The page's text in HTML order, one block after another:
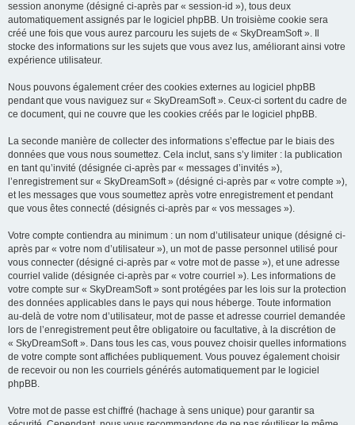
session anonyme (désigné ci-après par « session-id »), tous deux
automatiquement assignés par le logiciel phpBB. Un troisième cookie sera
créé une fois que vous aurez parcouru les sujets de « SkyDreamSoft ». Il
stocke des informations sur les sujets que vous avez lus, améliorant ainsi votre
expérience utilisateur.
Nous pouvons également créer des cookies externes au logiciel phpBB
pendant que vous naviguez sur « SkyDreamSoft ». Ceux-ci sortent du cadre de
ce document, qui ne couvre que les cookies créés par le logiciel phpBB.
La seconde manière de collecter des informations s’effectue par le biais des
données que vous nous soumettez. Cela inclut, sans s’y limiter : la publication
en tant qu’invité (désignée ci-après par « messages d’invités »),
l’enregistrement sur « SkyDreamSoft » (désigné ci-après par « votre compte »),
et les messages que vous soumettez après votre enregistrement et pendant
que vous êtes connecté (désignés ci-après par « vos messages »).
Votre compte contiendra au minimum : un nom d’utilisateur unique (désigné ci-
après par « votre nom d’utilisateur »), un mot de passe personnel utilisé pour
vous connecter (désigné ci-après par « votre mot de passe »), et une adresse
courriel valide (désignée ci-après par « votre courriel »). Les informations de
votre compte sur « SkyDreamSoft » sont protégées par les lois sur la protection
des données applicables dans le pays qui nous héberge. Toute information
au-delà de votre nom d’utilisateur, mot de passe et adresse courriel demandée
lors de l’enregistrement peut être obligatoire ou facultative, à la discrétion de
« SkyDreamSoft ». Dans tous les cas, vous pouvez choisir quelles informations
de votre compte sont affichées publiquement. Vous pouvez également choisir
de recevoir ou non les courriels générés automatiquement par le logiciel
phpBB.
Votre mot de passe est chiffré (hachage à sens unique) pour garantir sa